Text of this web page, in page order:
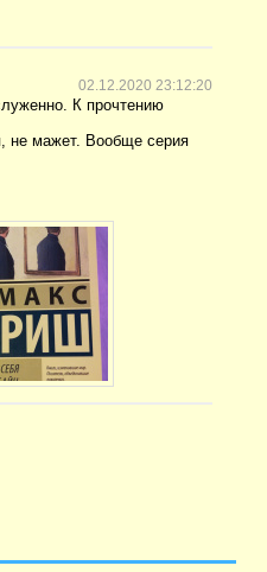
02.12.2020 23:12:20
К прочтению
не мажет. Вообще серия